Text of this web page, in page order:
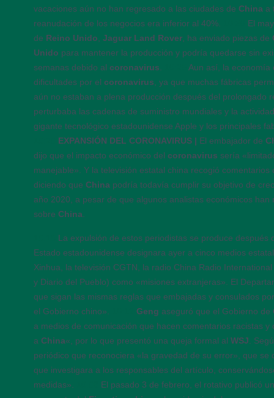
vacaciones aún no han regresado a las ciudades de China a
reanudación de los negocios era inferior al 40%.
El
de Reino Unido, Jaguar Land Rover, ha enviado piezas de
Unido para mantener la producción y podría quedarse sin
semanas debido al coronavirus.
Aun así, la
dificultades por el coronavirus, ya que muchas fábricas
aún no estaban a plena producción después del prolongado
perturbaba las cadenas de suministro mundiales y la
gigante tecnológico estadounidense Apple y los principales
EXPANSIÓN DEL CORONAVIRUS | El embajador de
dijo que el impacto económico del coronavirus sería
manejable». Y la televisión estatal china recogió
diciendo que China podría todavía cumplir su objetivo de
año 2020, a pesar de que algunos analistas económicos han
sobre China.
La expulsión de estos periodistas se produce después
Estado estadounidense designara ayer a cinco medios
Xinhua, la televisión CGTN, la radio China Radio
y Diario del Pueblo) como «misiones extranjeras». El
que sigan las mismas reglas que embajadas y consulados
el Gobierno chino».
Geng aseguró que el Gobierno de
a medios de comunicación que hacen comentarios racistas
a China«, por lo que presentó una queja formal al WSJ.
periódico que reconociera «la gravedad de su error», que se
que investigara a los responsables del artículo,
medidas».
El pasado 3 de febrero, el rotativo publicó